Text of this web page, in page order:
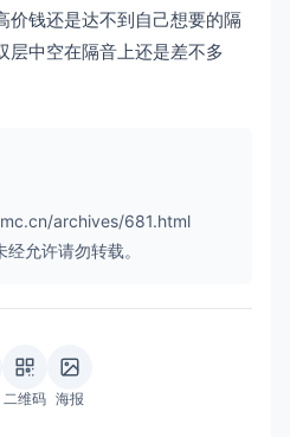
价钱还是达不到自己想要的隔
层中空在隔音上还是差不多
archives/681.html
允许请勿转载。
二维码 海报